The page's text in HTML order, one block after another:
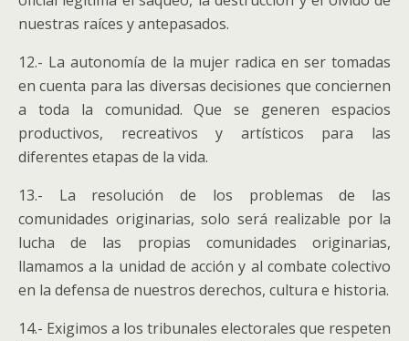
nuestras raíces y antepasados.
12.- La autonomía de la mujer radica en ser tomadas
en cuenta para las diversas decisiones que conciernen
a toda la comunidad. Que se generen espacios
productivos, recreativos y artísticos para las
diferentes etapas de la vida.
13.- La resolución de los problemas de las
comunidades originarias, solo será realizable por la
lucha de las propias comunidades originarias,
llamamos a la unidad de acción y al combate colectivo
en la defensa de nuestros derechos, cultura e historia.
14.- Exigimos a los tribunales electorales que respeten